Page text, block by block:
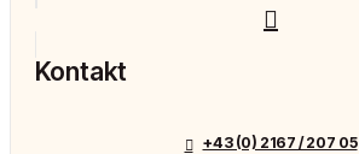
Kontakt
+43 (0) 2167 / 207 05